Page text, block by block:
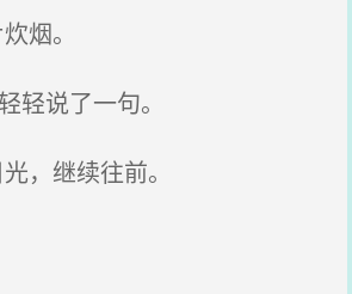
烟。
说了一句。
，继续往前。